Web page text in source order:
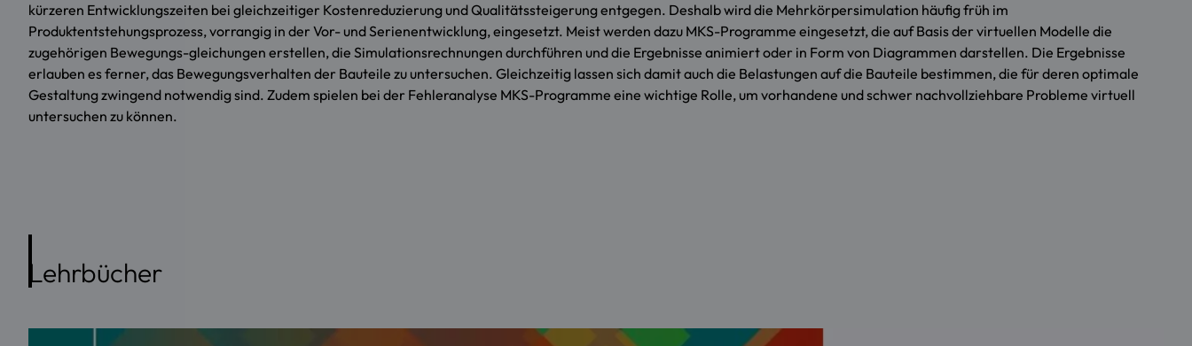
kürzeren Entwicklungszeiten bei gleichzeitiger Kostenreduzierung und Qualitätssteigerung entgegen. Deshalb wird die Mehrkörpersimulation häufig früh im
Produktentstehungsprozess, vorrangig in der Vor- und Serienentwicklung, eingesetzt. Meist werden dazu MKS-Programme eingesetzt, die auf Basis der virtuellen Modelle die
zugehörigen Bewegungs-gleichungen erstellen, die Simulationsrechnungen durchführen und die Ergebnisse animiert oder in Form von Diagrammen darstellen. Die Ergebnisse
erlauben es ferner, das Bewegungsverhalten der Bauteile zu untersuchen. Gleichzeitig lassen sich damit auch die Belastungen auf die Bauteile bestimmen, die für deren optimale
Gestaltung zwingend notwendig sind. Zudem spielen bei der Fehleranalyse MKS-Programme eine wichtige Rolle, um vorhandene und schwer nachvollziehbare Probleme virtuell
untersuchen zu können.
Lehrbücher